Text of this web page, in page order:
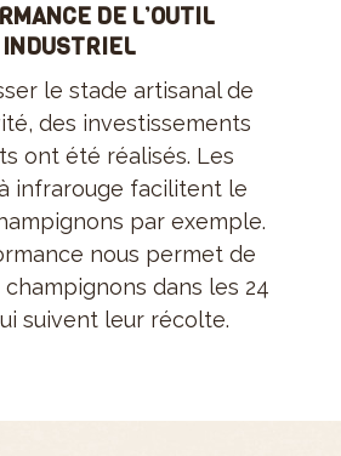
DE L’OUTIL
INDUSTRIEL
le stade artisanal de
des investissements
ont été réalisés. Les
infrarouge facilitent le
par exemple.
nous permet de
dans les 24
suivent leur récolte.